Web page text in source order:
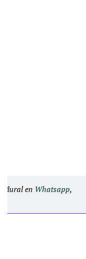
Plural en Whatsapp,